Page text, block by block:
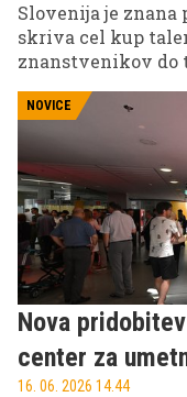
Slovenija je znana
skriva cel kup
znanstvenikov do
marsikdo kljub
priložnosti, da
'pomanjkanje
Glasbeni poligon,
ponuja le
velikega odra
NOVICE
Nova
center za
16. 06. 2026 14.44